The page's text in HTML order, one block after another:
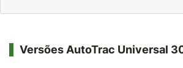
Versões AutoTrac Universal